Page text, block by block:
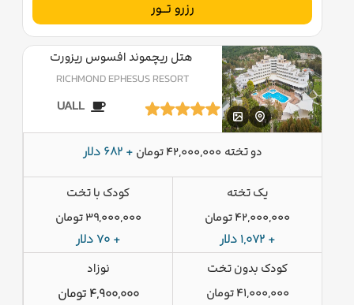
رزرو تــور
هتل ریچموند افسوس ریزورت
RICHMOND EPHESUS RESORT
UALL
دو تخته 42,000,000 تومان + 682 دلار
یک تخته
42,000,000 تومان
+ 1,072 دلار
کودک با تخت
39,000,000 تومان
+ 70 دلار
کودک بدون تخت
41,000,000 تومان
نوزاد
4,900,000 تومان